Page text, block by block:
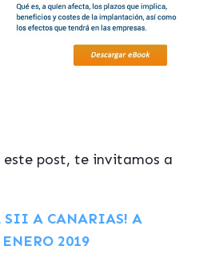
este post, te invitamos a
SII A CANARIAS! A
2019